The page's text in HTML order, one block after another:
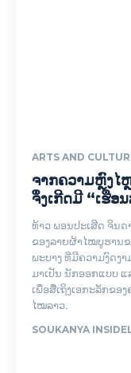
ARTS AND
ຈາກຄວາມຫຼົງໄ
ຈຶ່ງເກີດມີ “ເຮືອ
ທ້າວ ພອນປະເສີດ ຈິນ
ຂອງລາຍຜ້າໄໝບູຮານ
ພະບາງ ທີ່ມີຄວາມງົດງ
ມາເປັນ ນັກອອກແບບ ແ
ເພື່ອສື່ເຖິງເອກະລັກຂອ
ໄໝລາວ.
SOUKANYA